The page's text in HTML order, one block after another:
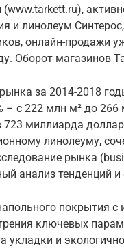
(www.tarkett.ru),
и линолеум
онлайн-продажи
Оборот магазинов
за 2014-2018
– с 222 млн м² до
723 миллиарда
линолеуму,
рынка
анализ тенденций
покрытия с
ключевых
укладки и